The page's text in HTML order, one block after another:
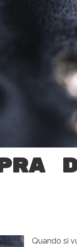
Quando si